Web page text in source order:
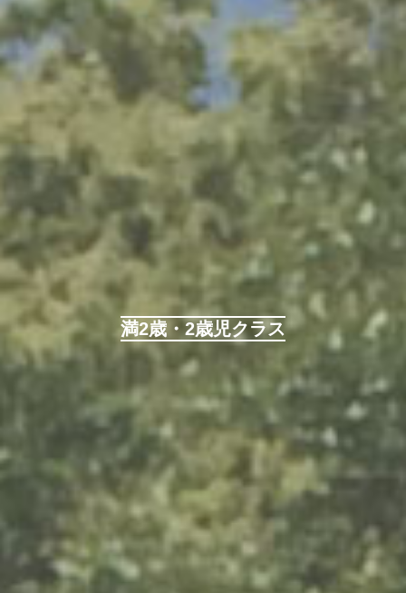
満2歳・2歳児クラス